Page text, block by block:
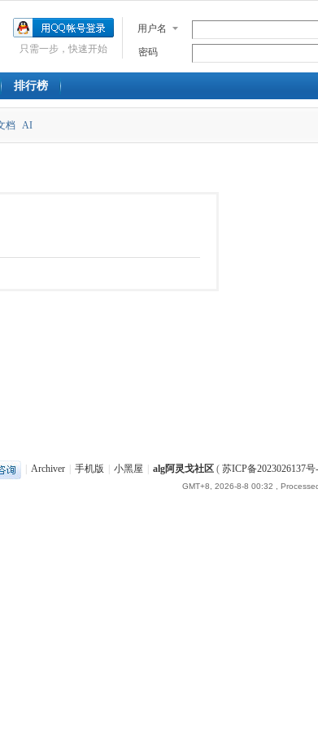
用户名
密码
只需一步，快速开始
排行榜
档 AI
Archiver 手机版 小黑屋 alg阿灵戈社区 ( 苏ICP备2023026137号
GMT+8, 2026-8-8 00:32 ,